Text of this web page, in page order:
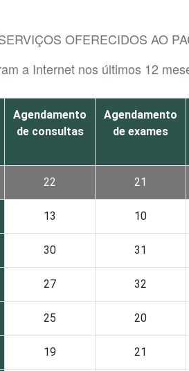
OFERECIDOS AO
a Internet nos últimos 12
Agendamento
de consultas
Agendamento
de exames
22 21
13 10
30 31
27 32
25 20
19 21